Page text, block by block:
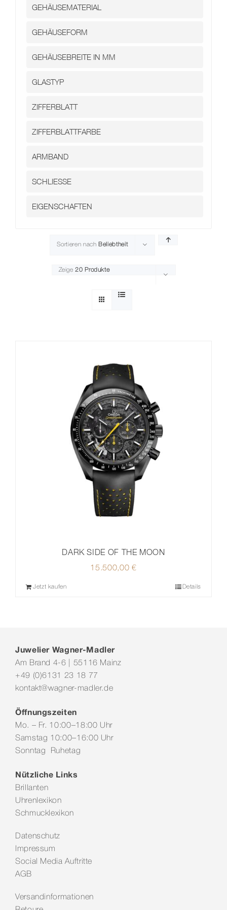
Sortieren nach Beliebtheit
Zeige20 Produkte
DARK SIDE OF THE MOON
15.500,00 €
Jetzt kaufen Details
Juwelier Wagner-Madler
Am Brand 4-6 | 55116 Mainz
+49 (0)6131 23 18 77
kontakt@wagner-madler.de
Öffnungszeiten
Mo. – Fr. 10:00–18:00 Uhr
Samstag 10:00–16:00 Uhr
Sonntag Ruhetag
Nützliche Links
Brillanten
Uhrenlexikon
Schmucklexikon
Datenschutz
Impressum
Social Media Auftritte
AGB
Versandinformationen